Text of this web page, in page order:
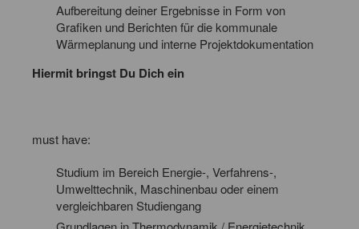
Aufbereitung deiner Ergebnisse in Form von
Grafiken und Berichten für die kommunale
Wärmeplanung und interne Projektdokumentation
Hiermit bringst Du Dich ein
must have:
Studium im Bereich Energie-, Verfahrens-,
Umwelttechnik, Maschinenbau oder einem
vergleichbaren Studiengang